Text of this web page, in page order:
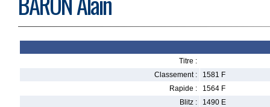
Titre :
Classement :
1581 F
Rapide :
1564 F
Blitz :
1490 E